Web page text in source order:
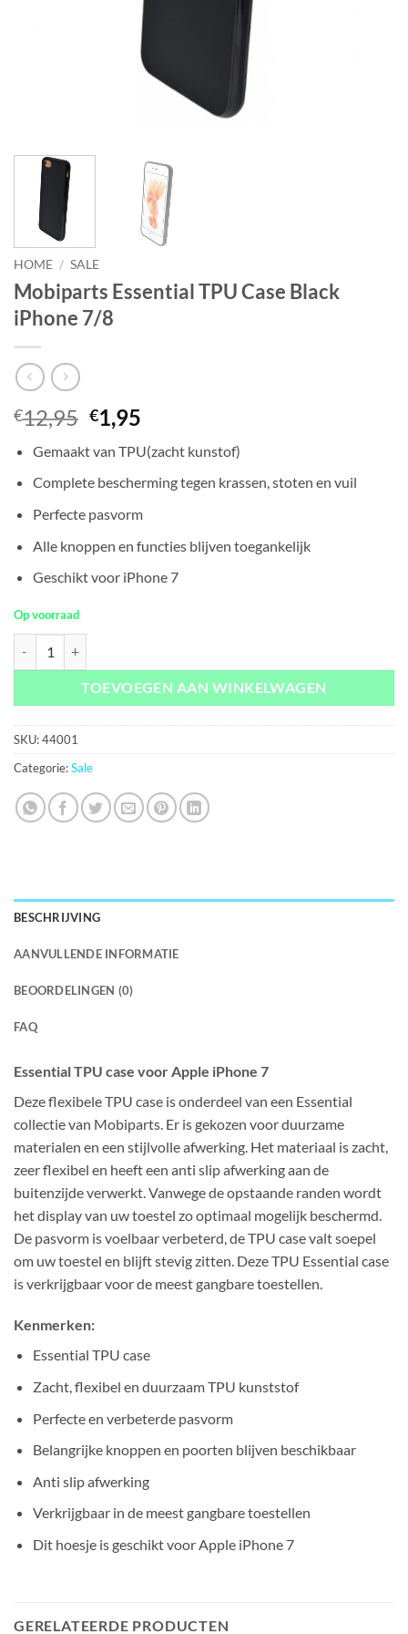
HOME / SALE
Mobiparts Essential TPU Case Black
iPhone 7/8
€12,95 Oorspronkelijke
prijs
was:
€12,95.
€1,95
is:
€1,95.
Gemaakt van TPU(zacht kunstof)
Complete bescherming tegen krassen, stoten en vuil
Perfecte pasvorm
Alle knoppen en functies blijven toegankelijk
Geschikt voor iPhone 7
Op voorraad
TOEVOEGEN AAN WINKELWAGEN
SKU:44001
Categorie:Sale
BESCHRIJVING
AANVULLENDE INFORMATIE
BEOORDELINGEN (0)
FAQ
Essential TPU case voor Apple iPhone 7
Deze flexibele TPU case is onderdeel van een Essential
collectie van Mobiparts. Er is gekozen voor duurzame
materialen en een stijlvolle afwerking. Het materiaal is zacht,
zeer flexibel en heeft een anti slip afwerking aan de
buitenzijde verwerkt. Vanwege de opstaande randen wordt
het display van uw toestel zo optimaal mogelijk beschermd.
De pasvorm is voelbaar verbeterd, de TPU case valt soepel
om uw toestel en blijft stevig zitten. Deze TPU Essential case
is verkrijgbaar voor de meest gangbare toestellen.
Kenmerken:
Essential TPU case
Zacht, flexibel en duurzaam TPU kunststof
Perfecte en verbeterde pasvorm
Belangrijke knoppen en poorten blijven beschikbaar
Anti slip afwerking
Verkrijgbaar in de meest gangbare toestellen
Dit hoesje is geschikt voor Apple iPhone 7
GERELATEERDE PRODUCTEN